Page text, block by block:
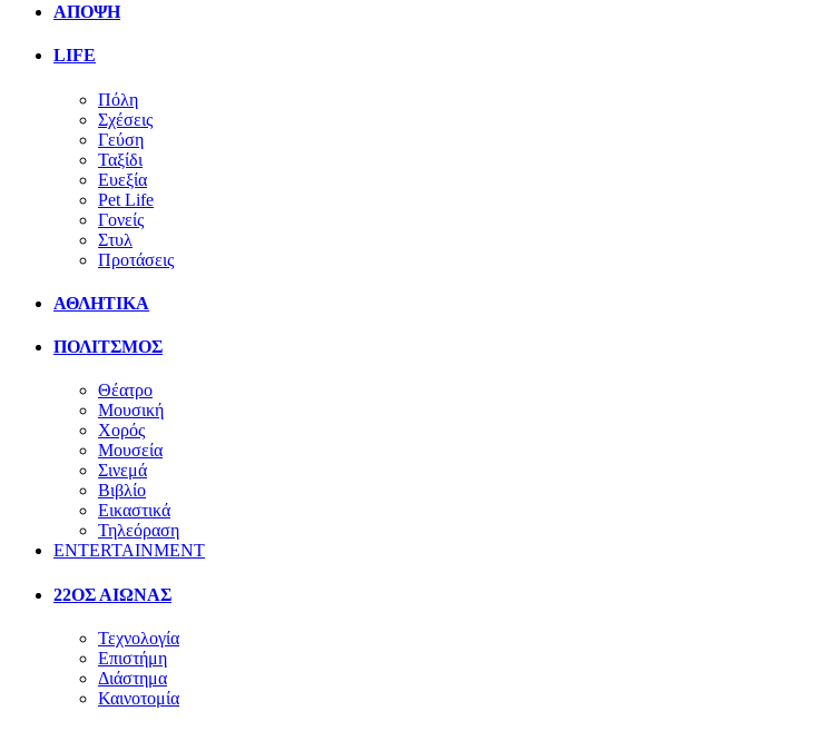
ΑΠΟΨΗ
LIFE
Πόλη
Σχέσεις
Γεύση
Ταξίδι
Ευεξία
Pet Life
Γονείς
Στυλ
Προτάσεις
ΑΘΛΗΤΙΚΑ
ΠΟΛΙΤΣΜΟΣ
Θέατρο
Μουσική
Χορός
Μουσεία
Σινεμά
Βιβλίο
Εικαστικά
Τηλεόραση
ENTERTAINMENT
22ΟΣ ΑΙΩΝΑΣ
Τεχνολογία
Επιστήμη
Διάστημα
Καινοτομία